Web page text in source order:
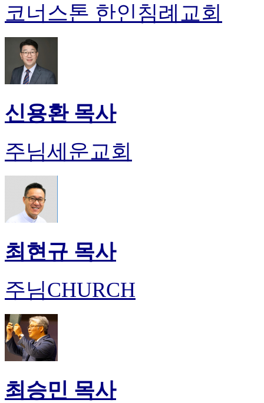
코너스톤 한인침례교회
신용환 목사
주님세운교회
최현규 목사
주님CHURCH
최승민 목사